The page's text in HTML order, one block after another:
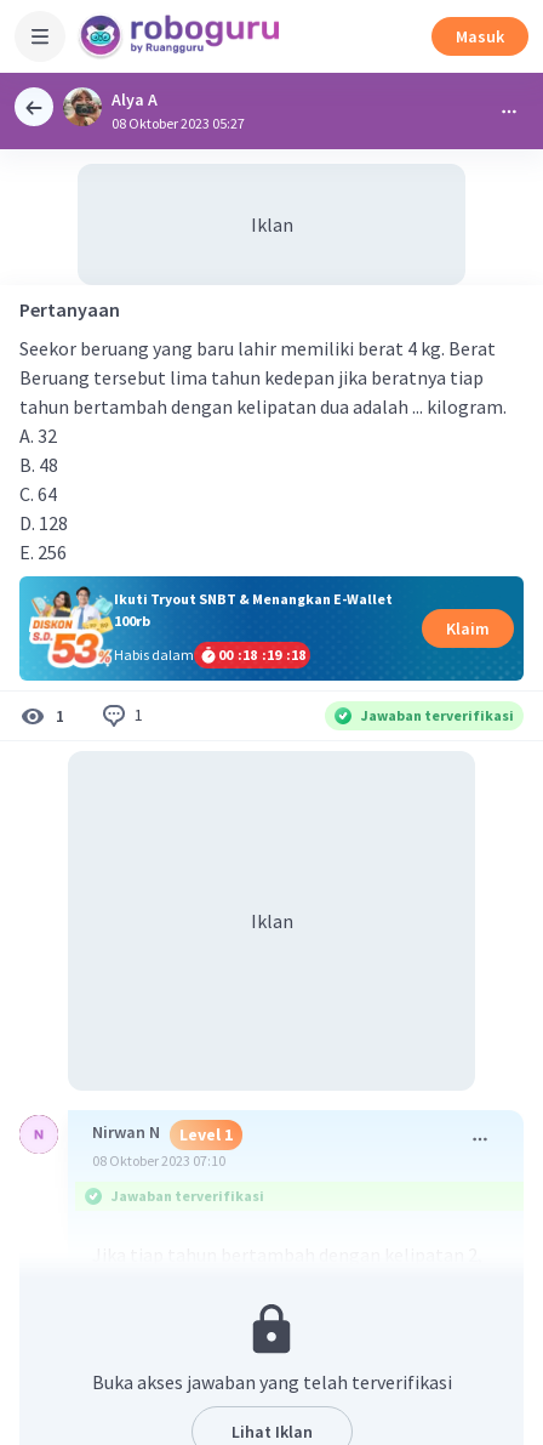
Masuk
Alya A
08 Oktober 2023 05:27
Iklan
Pertanyaan
Seekor beruang yang baru lahir memiliki berat 4 kg. Berat
Beruang tersebut lima tahun kedepan jika beratnya tiap
tahun bertambah dengan kelipatan dua adalah ... kilogram.
A. 32
B. 48
C. 64
D. 128
E. 256
Ikuti Tryout SNBT & Menangkan E-Wallet
100rb
Habis dalam
00 :18 :19 :18
Klaim
1 1 Jawaban terverifikasi
Iklan
Nirwan N Level 1
08 Oktober 2023 07:10
Jawaban terverifikasi
16 x 2 = 32
Buka akses jawaban yang telah terverifikasi
Lihat Iklan